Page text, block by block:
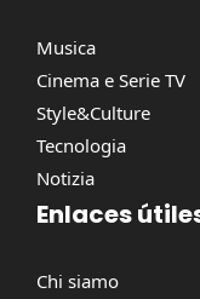
Musica
Cinema e Serie TV
Style&Culture
Tecnologia
Notizia
Enlaces
Chi siamo